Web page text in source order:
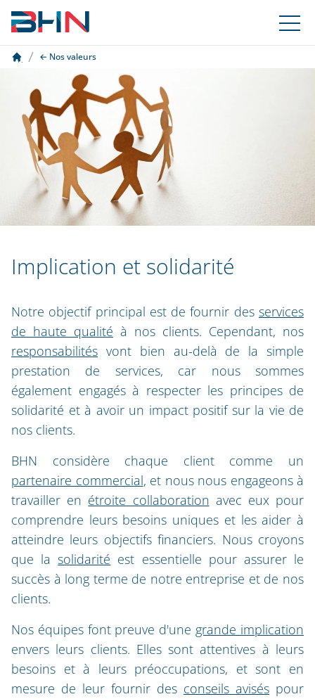
Nos valeurs
Implication et solidarité
Notre objectif principal est de fournir des services
de haute qualité à nos clients. Cependant, nos
responsabilités vont bien au-delà de la simple
prestation de services, car nous sommes
également engagés à respecter les principes de
solidarité et à avoir un impact positif sur la vie de
nos clients.
BHN considère chaque client comme un
partenaire commercial, et nous nous engageons à
travailler en étroite collaboration avec eux pour
comprendre leurs besoins uniques et les aider à
atteindre leurs objectifs financiers. Nous croyons
que la solidarité est essentielle pour assurer le
succès à long terme de notre entreprise et de nos
clients.
Nos équipes font preuve d'unegrande implication
envers leurs clients. Elles sont attentives à leurs
besoins et à leurs préoccupations, et sont en
mesure de leur fournir des conseils avisés pour